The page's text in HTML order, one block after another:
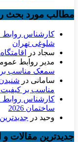
مطالب مورد بحث
کارشناس
شلوغی تهران
سجاد در
مدیر روابط
سمعک مناسب بر
سامانی در
مناسب بر
کارشناس
ساختمان 2026
وحید در
جدیدترین مقالات و